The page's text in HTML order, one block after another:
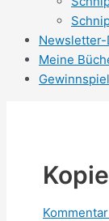
Newsletter-
Meine
Gewinnspiel